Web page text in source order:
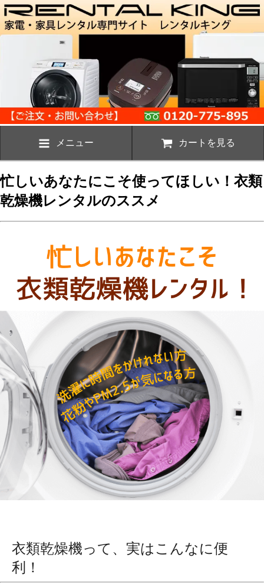
メニュー カートを見る
忙しいあなたにこそ使ってほしい！衣類
乾燥機レンタルのススメ
衣類乾燥機って、実はこんなに便
利！